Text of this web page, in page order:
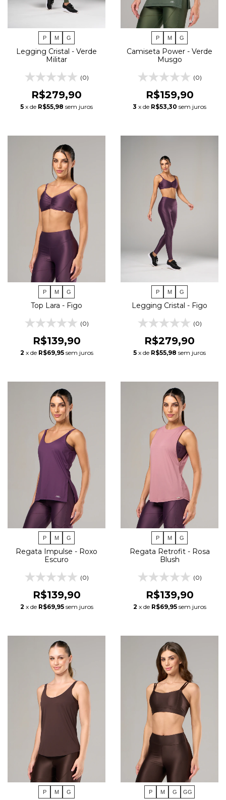
P M G
Legging Cristal - Verde
Militar
(0)
R$279,90
5 x de R$55,98 sem juros
P M G
Camiseta Power - Verde
Musgo
(0)
R$159,90
3 x de R$53,30 sem juros
P M G
Top Lara - Figo
(0)
R$139,90
2 x de R$69,95 sem juros
P M G
Legging Cristal - Figo
(0)
R$279,90
5 x de R$55,98 sem juros
P M G
Regata Impulse - Roxo
Escuro
(0)
R$139,90
2 x de R$69,95 sem juros
P M G
Regata Retrofit - Rosa
Blush
(0)
R$139,90
2 x de R$69,95 sem juros
P M G P M G GG